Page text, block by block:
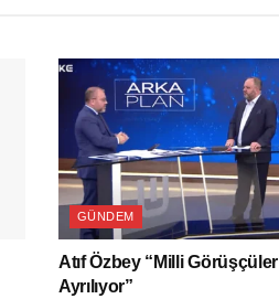
GÜNDEM
Atıf Özbey “Milli Görüşçüler
Ayrılıyor”